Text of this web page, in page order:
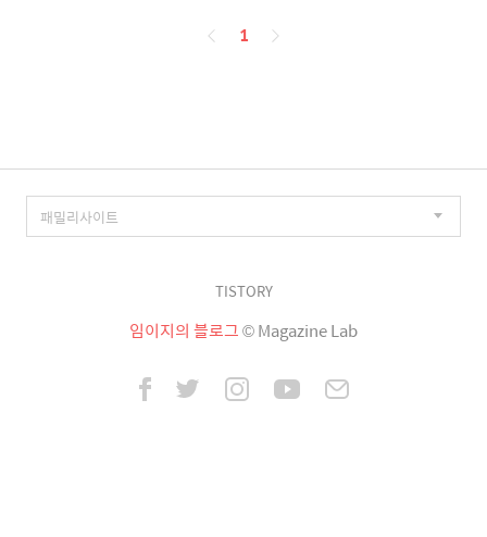
페
1
TISTORY
임이지의 블로그© Magazine Lab